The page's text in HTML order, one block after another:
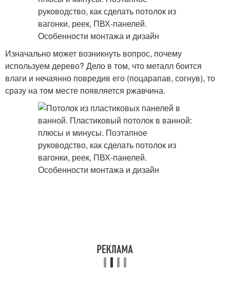
Изначально может возникнуть вопрос, почему
используем дерево? Дело в том, что металл боится
влаги и нечаянно повредив его (поцарапав, согнув), то
сразу на том месте появляется ржавчина.